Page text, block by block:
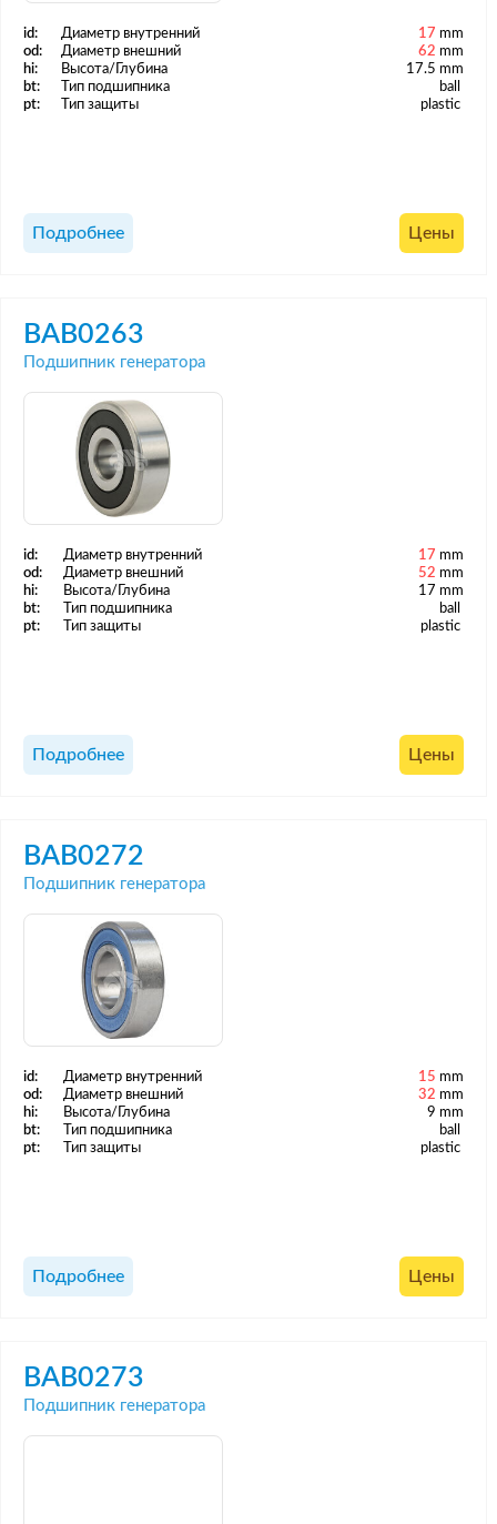
id: Диаметр внутренний 17 mm
od:
Диаметр внешний 62 mm
hi:
Высота/Глубина
17.5 mm
bt:
Тип подшипника
ball
pt:
Тип защиты plastic
Подробнее Цены
BAB0263
Подшипник генератора
id: Диаметр внутренний 17 mm
od:
Диаметр внешний 52 mm
hi:
Высота/Глубина
17 mm
bt:
Тип подшипника
ball
pt:
Тип защиты plastic
Подробнее Цены
BAB0272
Подшипник генератора
id: Диаметр внутренний 15 mm
od:
Диаметр внешний 32 mm
hi:
Высота/Глубина
9 mm
bt:
Тип подшипника
ball
pt:
Тип защиты plastic
Подробнее Цены
BAB0273
Подшипник генератора